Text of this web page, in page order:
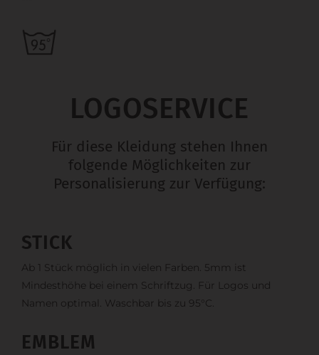
LOGOSERVICE
Für diese Kleidung stehen Ihnen
folgende Möglichkeiten zur
Personalisierung zur Verfügung:
STICK
Ab 1 Stück möglich in vielen Farben. 5mm ist
Mindesthöhe bei einem Schriftzug. Für Logos und
Namen optimal. Waschbar bis zu 95°C.
EMBLEM